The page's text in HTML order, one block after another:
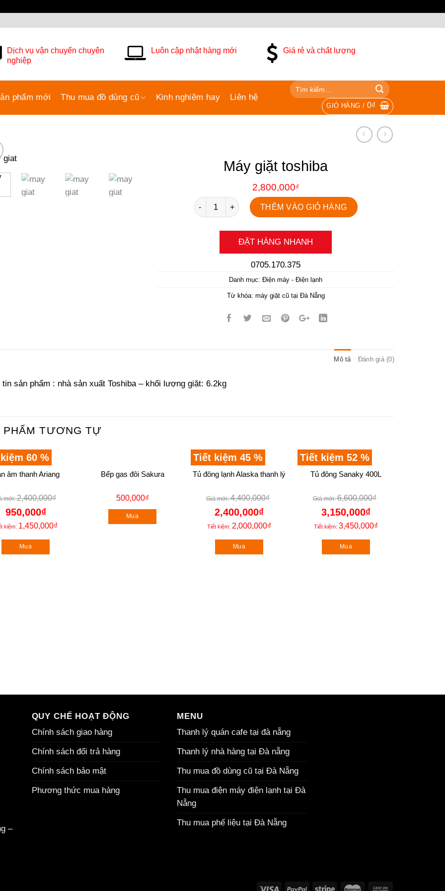
Dịch vụ vận chuyển chuyên
nghiệp
Luôn cập nhật hàng mới Giá rẻ và chất lượng
phẩm mới Thu mua đồ dùng cũ Kinh nghiệm hay Liên hệ
GIỎ HÀNG / 0₫
Máy giặt toshiba
2,800,000₫
Số lượng THÊM VÀO GIỎ HÀNG
ĐẶT HÀNG NHANH
0705.170.375
Danh mục:Điện máy - Điện lạnh
Từ khóa: máy giặt cũ tại Đà Nẵng
Mô tả Đánh giá (0)
tin sản phẩm : nhà sản xuất Toshiba – khối lượng giặt: 6.2kg
PHẨM TƯƠNG TỰ
60 %
âm thanh Ariang
2,400,000₫
950,000₫
kiệm: 1,450,000₫
Mua
Bếp gas đôi Sakura
500,000₫
Mua
Tiết kiệm 45 %
Hết hàng
Tủ đông lạnh Alaska thanh lý
4,400,000₫
2,400,000₫
Tiết kiệm: 2,000,000₫
Mua
Tiết kiệm 52 %
Tủ đông Sanaky 400L
6,600,000₫
3,150,000₫
Tiết kiệm: 3,450,000₫
Mua
–
QUY CHẾ HOẠT ĐỘNG
Chính sách giao hàng
Chính sách đổi trả hàng
Chính sách bảo mật
Phương thức mua hàng
MENU
Thanh lý quán cafe tại đà nẵng
Thanh lý nhà hàng tại Đà nẵng
Thu mua đồ dùng cũ tại Đà Nẵng
Thu mua điện máy điện lạnh tại Đà
Nẵng
Thu mua phế liệu tại Đà Nẵng